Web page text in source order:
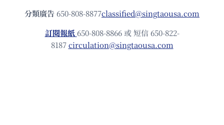
分類廣告 650-808-8877classified@singtaousa.com
訂閱報紙 650-808-8866 或 短信 650-822-
8187circulation@singtaousa.com